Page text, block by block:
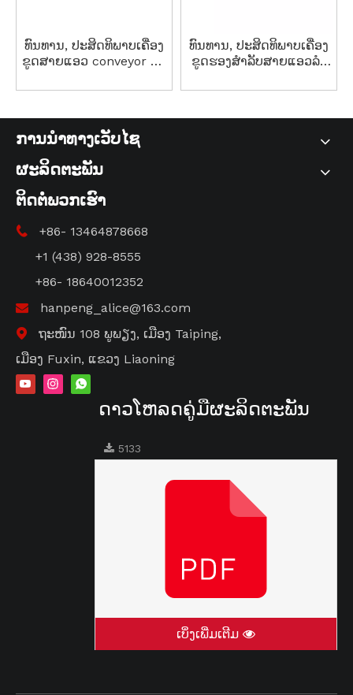
ທົນທານ, ປະສິດທິພາບເຄື່ອງ
ຂູດສາຍແອວ conveyor ສໍາ
ສາຫະກໍາຕ່າງໆ.
ທົນທານ, ປະສິດທິພາບເຄື່ອງ
ຂູດຮອງສໍາລັບສາຍແອວລໍາ
ການນໍາທາງເວັບໄຊ
ຜະລິດຕະພັນ
ຕິດຕໍ່ພວກເຮົາ

+86- 13464878668
+1 (438) 928-8555
+86- 18640012352
 hanpeng_alice@163.com

ຖະໜົນ 108 ພູພຽງ, ເມືອງ Taiping,
ເມືອງ Fuxin, ແຂວງ Liaoning
ດາວໂຫລດຄູ່ມືຜະລິດຕະພັນ
5133
ເບິ່ງເພີ່ມເຕີມ